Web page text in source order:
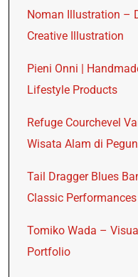
Noman Illustration –
Creative Illustration
Pieni Onni |
Lifestyle Products
Refuge Courchevel
Wisata Alam di
Tail Dragger Blues
Classic Performances
Tomiko Wada –
Portfolio